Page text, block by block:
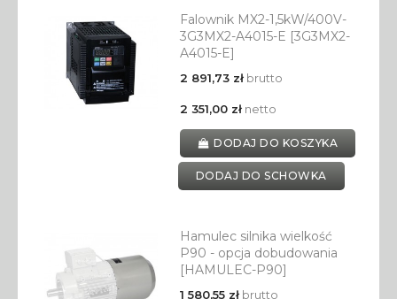
Falownik MX2-1,5kW/400V-
3G3MX2-A4015-E [3G3MX2-
A4015-E]
2 891,73 złbrutto
2 351,00 złnetto
DODAJ DO KOSZYKA
DODAJ DO SCHOWKA
Hamulec silnika wielkość
P90 - opcja dobudowania
[HAMULEC-P90]
1 580,55 złbrutto